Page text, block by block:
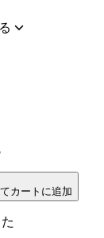
カートに追加